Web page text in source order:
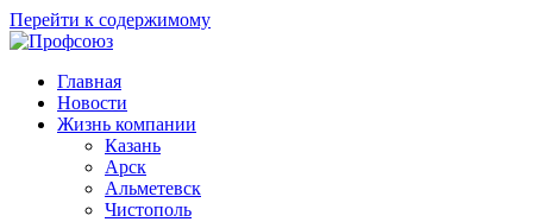
Перейти к содержимому
Таттелеком
Главная
Новости
Жизнь компании
Казань
Арск
Альметевск
Чистополь